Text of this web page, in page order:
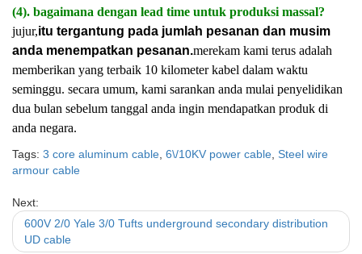
(4). bagaimana dengan lead time untuk produksi massal?
jujur,itu tergantung pada jumlah pesanan dan musim
anda menempatkan pesanan.merekam kami terus adalah
memberikan yang terbaik 10 kilometer kabel dalam waktu
seminggu. secara umum, kami sarankan anda mulai penyelidikan
dua bulan sebelum tanggal anda ingin mendapatkan produk di
anda negara.
Tags: 3 core aluminum cable 6\/10KV power cable Steel wire
armour cable
Next:
600V 2/0 Yale 3/0 Tufts underground secondary distribution
UD cable